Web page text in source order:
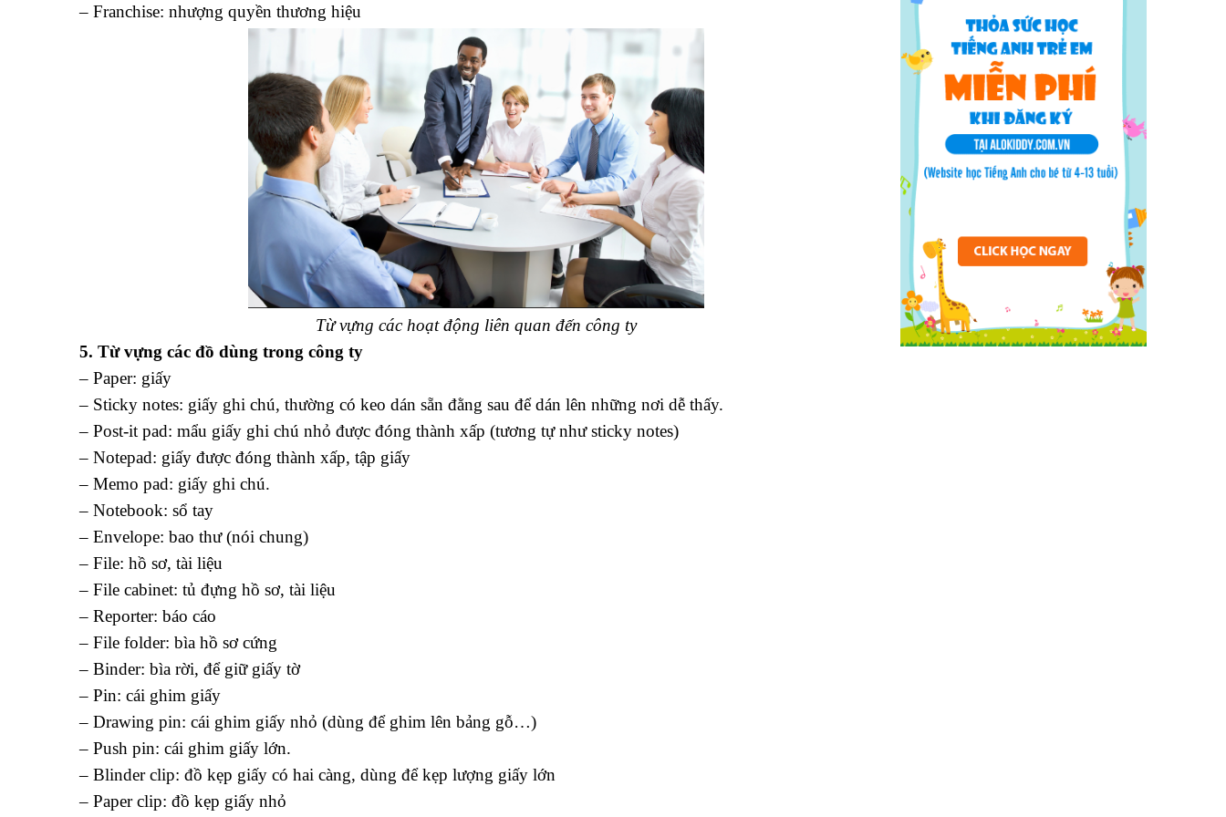
– Franchise: nhượng quyền thương hiệu
Từ vựng các hoạt động liên quan đến công ty
5. Từ vựng các đồ dùng trong công ty
– Paper: giấy
– Sticky notes: giấy ghi chú, thường có keo dán sẵn đằng sau để dán lên những nơi dễ thấy.
– Post-it pad: mẩu giấy ghi chú nhỏ được đóng thành xấp (tương tự như sticky notes)
– Notepad: giấy được đóng thành xấp, tập giấy
– Memo pad: giấy ghi chú.
– Notebook: sổ tay
– Envelope: bao thư (nói chung)
– File: hồ sơ, tài liệu
– File cabinet: tủ đựng hồ sơ, tài liệu
– Reporter: báo cáo
– File folder: bìa hồ sơ cứng
– Binder: bìa rời, để giữ giấy tờ
– Pin: cái ghim giấy
– Drawing pin: cái ghim giấy nhỏ (dùng để ghim lên bảng gỗ…)
– Push pin: cái ghim giấy lớn.
– Blinder clip: đồ kẹp giấy có hai càng, dùng để kẹp lượng giấy lớn
– Paper clip: đồ kẹp giấy nhỏ